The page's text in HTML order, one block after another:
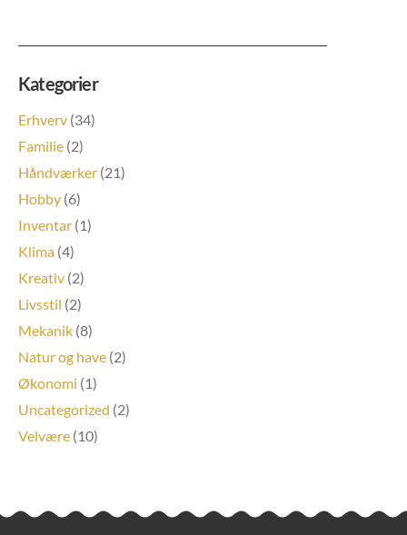
Kategorier
Erhverv (34)
Familie (2)
Håndværker (21)
Hobby (6)
Inventar (1)
Klima (4)
Kreativ (2)
Livsstil (2)
Mekanik (8)
Natur og have (2)
Økonomi (1)
Uncategorized (2)
Velvære (10)